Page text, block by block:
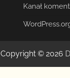
Kanał
Copyright © 2026